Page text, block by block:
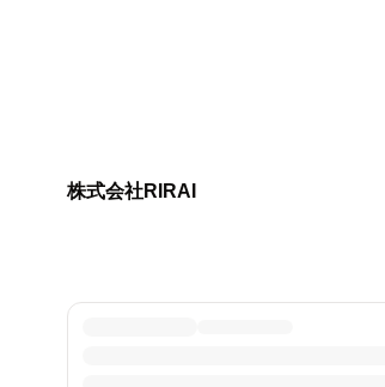
株式会社RIRAI